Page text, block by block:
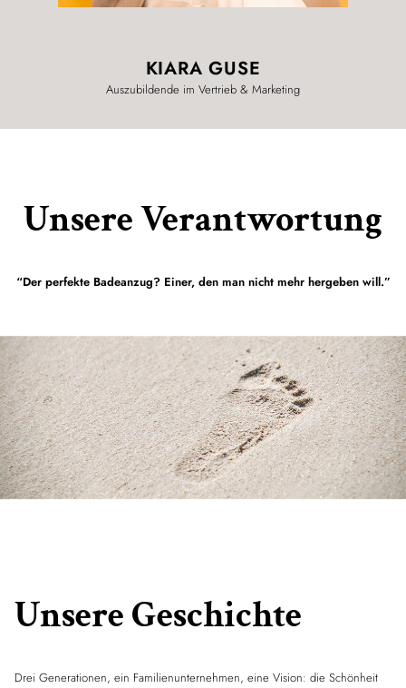
KIARA GUSE
Auszubildende im Vertrieb & Marketing
Unsere Verantwortung
“Der perfekte Badeanzug? Einer, den man nicht mehr hergeben will.”
Unsere Geschichte
Drei Generationen, ein Familienunternehmen, eine Vision: die Schönheit